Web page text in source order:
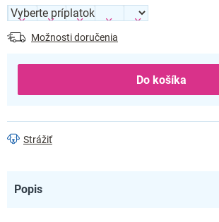
Možnosti doručenia
Do košíka
Strážiť
Popis